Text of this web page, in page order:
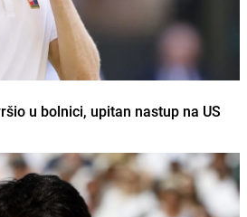
u bolnici, upitan nastup na US